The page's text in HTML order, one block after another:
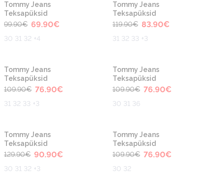
Tommy Jeans
Teksapüksid
99.90€ 69.90€
30 31 32 +4
Tommy Jeans
Teksapüksid
119.90€ 83.90€
31 32 33 +3
Tommy Jeans
Teksapüksid
109.90€ 76.90€
31 32 33 +3
Tommy Jeans
Teksapüksid
109.90€ 76.90€
30 31 36
Tommy Jeans
Teksapüksid
129.90€ 90.90€
30 31 32 +3
Tommy Jeans
Teksapüksid
109.90€ 76.90€
30 32